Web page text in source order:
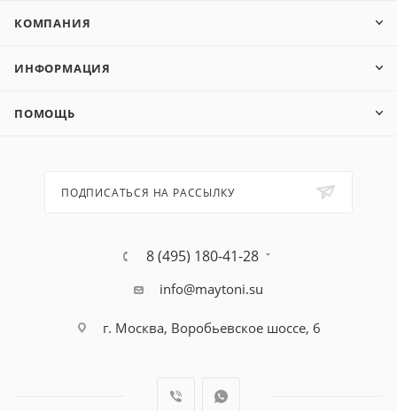
КОМПАНИЯ
ИНФОРМАЦИЯ
ПОМОЩЬ
ПОДПИСАТЬСЯ НА РАССЫЛКУ
8 (495) 180-41-28
info@maytoni.su
г. Москва, Воробьевское шоссе, 6